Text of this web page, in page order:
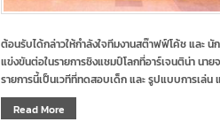
ต้อนรับได้กล่าวให้กำลังใจทีมงานสต๊าฟฟ์โค้ช และ
แข่งขันต่อในรายการชิงแชมป์โลกที่อาร์เจนติน่า น
รายการนี้เป็นเวทีที่ทดสอบเด็ก และ รูปแบบการเล่
Read More